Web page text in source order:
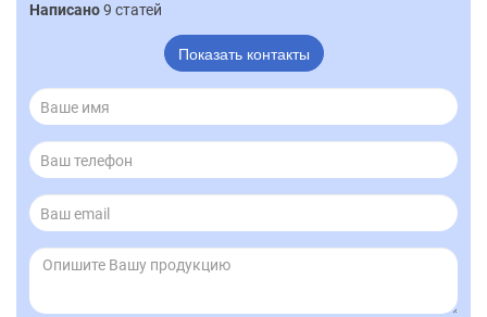
Написано9 статей
Показать контакты